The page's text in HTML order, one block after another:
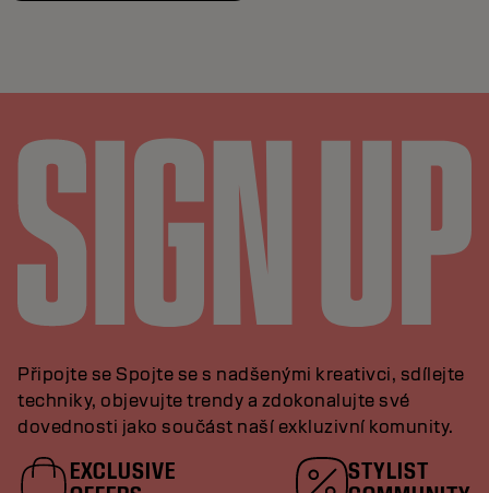
Připojte se Spojte se s nadšenými kreativci, sdílejte
techniky, objevujte trendy a zdokonalujte své
dovednosti jako součást naší exkluzivní komunity.
EXCLUSIVE
STYLIST